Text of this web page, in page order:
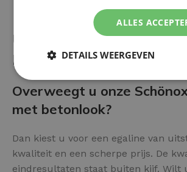
Uw vloer afwerken met
Egaline? Diverse voor-
Overweegt u onze
met betonlook?
Dan kiest u voor een egaline van
kwaliteit en een scherpe prijs. De
eindresultaten staat buiten kijf. Wilt
ALLES
DETAILS WEERGEVEN